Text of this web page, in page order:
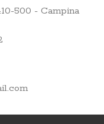
500 - Campina